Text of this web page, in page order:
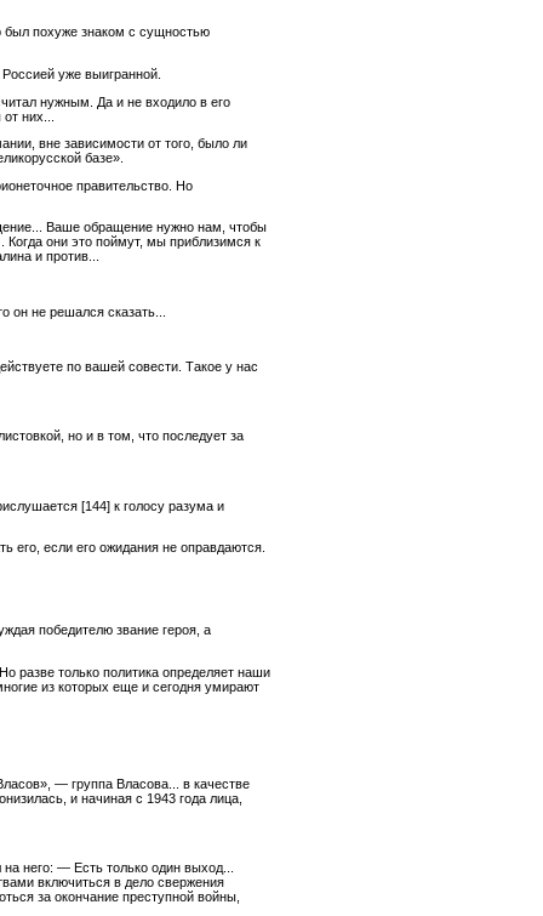
был похуже знаком с сущностью
уже выигранной.
нужным. Да и не входило в его
них...
вне зависимости от того, было ли
базе».
правительство. Но
Ваше обращение нужно нам, чтобы
Когда они это поймут, мы приблизимся к
и против...
не решался сказать...
по вашей совести. Такое у нас
но и в том, что последует за
[144] к голосу разума и
его, если его ожидания не оправдаются.
победителю звание героя, а
только политика определяет наши
из которых еще и сегодня умирают
— группа Власова... в качестве
и начиная с 1943 года лица,
него: — Есть только один выход...
включиться в дело свержения
за окончание преступной войны,